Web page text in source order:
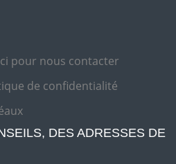
pour nous contacter
de confidentialité
DES ADRESSES DE